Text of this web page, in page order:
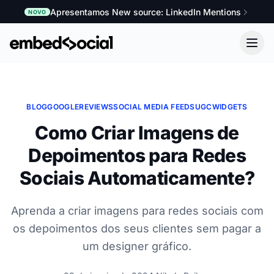
NOVO Apresentamos New source: LinkedIn Mentions
BLOGGOOGLEREVIEWSSOCIAL MEDIA FEEDSUGCWIDGETS
Como Criar Imagens de
Depoimentos para Redes
Sociais Automaticamente?
Aprenda a criar imagens para redes sociais com
os depoimentos dos seus clientes sem pagar a
um designer gráfico.